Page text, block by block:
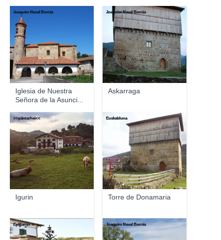
Iglesia de Nuestra
Señora de la Asunci...
Joaquim Naval Borràs
Askarraga
Joaquim Naval Borràs
Igurin
>>päntarheî<<
Torre de Donamaria
Euskalduna
EpMartín ☼ Joaquim Naval Borràs